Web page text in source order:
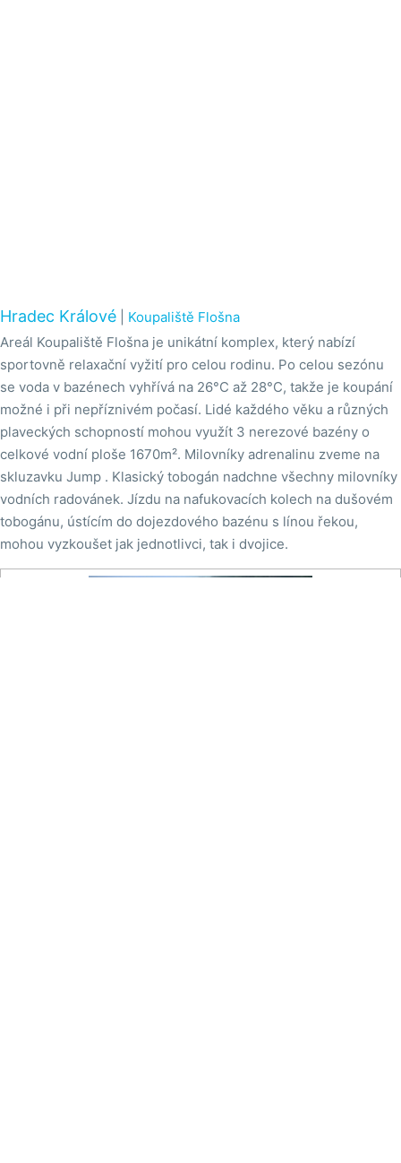
Hradec Králové
Koupaliště Flošna
Areál Koupaliště Flošna je unikátní komplex, který nabízí
sportovně relaxační vyžití pro celou rodinu. Po celou sezónu
se voda v bazénech vyhřívá na 26°C až 28°C, takže je koupání
možné i při nepříznivém počasí. Lidé každého věku a různých
plaveckých schopností mohou využít 3 nerezové bazény o
celkové vodní ploše 1670m². Milovníky adrenalinu zveme na
skluzavku Jump . Klasický tobogán nadchne všechny milovníky
vodních radovánek. Jízdu na nafukovacích kolech na dušovém
tobogánu, ústícím do dojezdového bazénu s línou řekou,
mohou vyzkoušet jak jednotlivci, tak i dvojice.